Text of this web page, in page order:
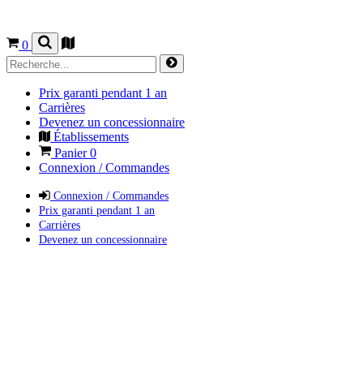
0
Prix garanti pendant 1 an
Carrières
Devenez un concessionnaire
Établissements
Panier0
Connexion / Commandes
Connexion / Commandes
Prix garanti pendant 1 an
Carrières
Devenez un concessionnaire